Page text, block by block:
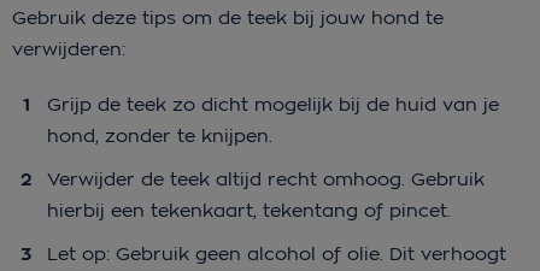
Gebruik deze tips om de teek bij jouw hond te
verwijderen:
Grijp de teek zo dicht mogelijk bij de huid van je
hond, zonder te knijpen.
Verwijder de teek altijd recht omhoog. Gebruik
hierbij een tekenkaart, tekentang of pincet.
Let op: Gebruik geen alcohol of olie. Dit verhoogt